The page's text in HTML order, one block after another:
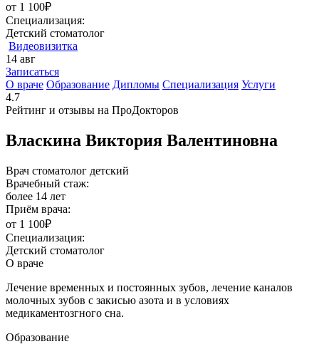
от 1 100₽
Специализация:
Детский стоматолог
Видеовизитка
14 авг
Записаться
О враче Образование Дипломы Специализация Услуги
4.7
Рейтинг и отзывы на ПроДокторов
Власкина Виктория Валентиновна
Врач стоматолог детский
Врачебный стаж:
более 14 лет
Приём врача:
от 1 100₽
Специализация:
Детский стоматолог
О враче
Лечение временных и постоянных зубов, лечение каналов
молочных зубов с закисью азота и в условиях
медикаментозгного сна.
Образование